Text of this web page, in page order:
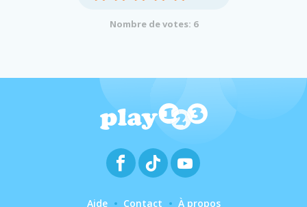
Nombre de votes: 6
Aide Contact À propos